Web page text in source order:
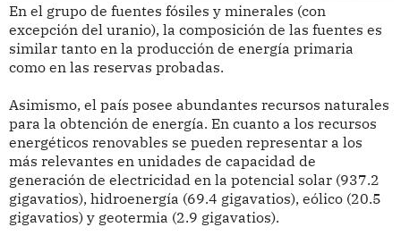
En el grupo de fuentes fósiles y minerales (con
excepción del uranio), la composición de las fuentes es
similar tanto en la producción de energía primaria
como en las reservas probadas.
Asimismo, el país posee abundantes recursos naturales
para la obtención de energía. En cuanto a los recursos
energéticos renovables se pueden representar a los
más relevantes en unidades de capacidad de
generación de electricidad en la potencial solar (937.2
gigavatios), hidroenergía (69.4 gigavatios), eólico (20.5
gigavatios) y geotermia (2.9 gigavatios).